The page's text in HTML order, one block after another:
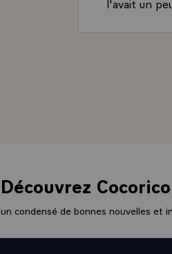
- Et depuis
rôle
font que
les intérêts
Découvrez Cocorico
un condensé de bonnes nouvelles et